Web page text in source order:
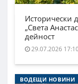
Исторически
„Света
дейност
29.07.2026
ВОДЕЩИ НОВИНИ